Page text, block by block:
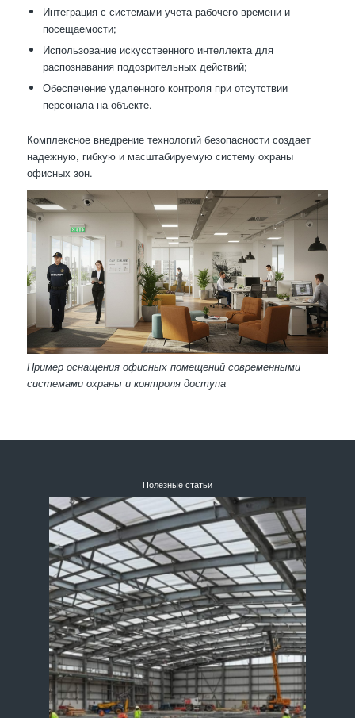
Интеграция с системами учета рабочего времени и
посещаемости;
Использование искусственного интеллекта для
распознавания подозрительных действий;
Обеспечение удаленного контроля при отсутствии
персонала на объекте.
Комплексное внедрение технологий безопасности создает
надежную, гибкую и масштабируемую систему охраны
офисных зон.
Пример оснащения офисных помещений современными
системами охраны и контроля доступа
Полезные статьи